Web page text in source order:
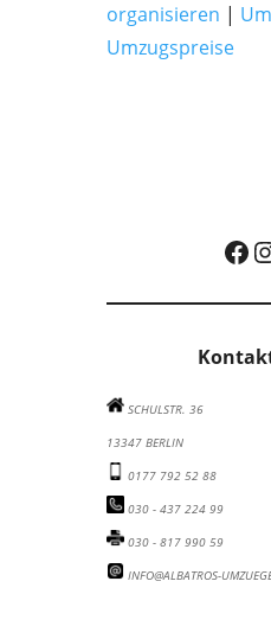
organisieren |
Umzugspreise
Albatros
SCHULSTR. 36
13347 BERLIN
0177 792 52 88
030 - 437 224 99
030 - 817 990 59
INFO@ALBATROS-